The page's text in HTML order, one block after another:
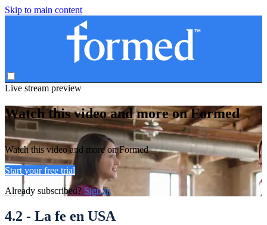
Skip to main content
Live stream preview
Watch this video and more on Formed
Watch this video and more on Formed
Start your free trial
Already subscribed? Sign in
4.2 - La fe en USA